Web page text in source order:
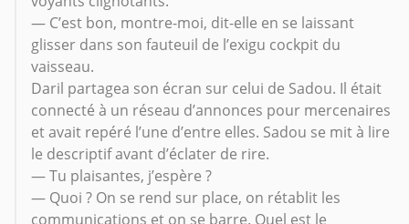
— C’est bon, montre-moi, dit-elle en se laissant
glisser dans son fauteuil de l’exigu cockpit du
vaisseau.
Daril partagea son écran sur celui de Sadou. Il était
connecté à un réseau d’annonces pour mercenaires
et avait repéré l’une d’entre elles. Sadou se mit à lire
le descriptif avant d’éclater de rire.
— Tu plaisantes, j’espère ?
— Quoi ? On se rend sur place, on rétablit les
communications et on se barre. Quel est le